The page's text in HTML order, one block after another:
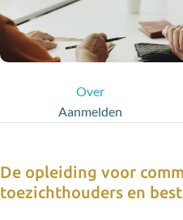
Over
Aanmelden
De opleiding voor
toezichthouders en